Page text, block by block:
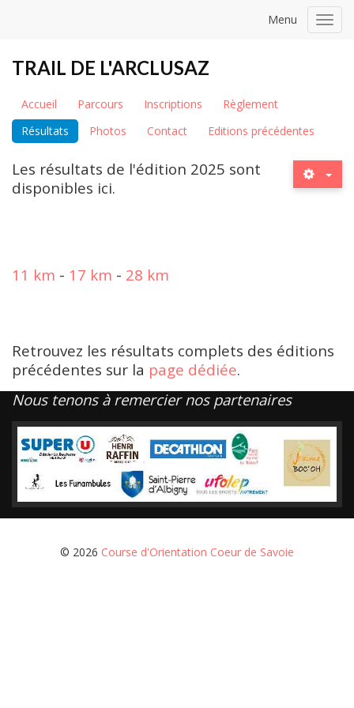
Menu
TRAIL DE L'ARCLUSAZ
Accueil Parcours Inscriptions
Règlement
Résultats
Photos Contact Editions précédentes
Les résultats de l'édition 2025 sont
disponibles ici.
11 km - 17 km - 28 km
Retrouvez les résultats complets des éditions
précédentes sur la page dédiée.
Nous tenons à remercier nos partenaires
© 2026 Course d'Orientation Coeur de Savoie